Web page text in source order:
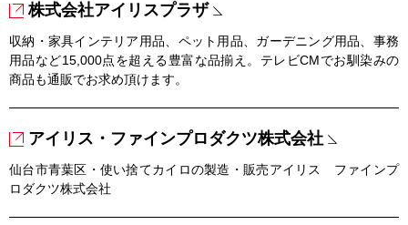
株式会社アイリスプラザ
収納・家具インテリア用品、ペット用品、ガーデニング用品、事務
用品など15,000点を超える豊富な品揃え。テレビCMでお馴染みの
商品も通販でお求め頂けます。
アイリス・ファインプロダクツ株式会社
仙台市青葉区・使い捨てカイロの製造・販売アイリス ファインプ
ロダクツ株式会社